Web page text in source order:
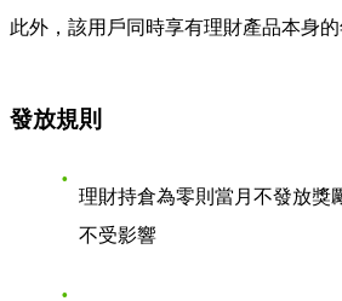
此外，該用戶同時享有理財產品本身的
發放規則
理財持倉為零則當月不發放獎
不受影響